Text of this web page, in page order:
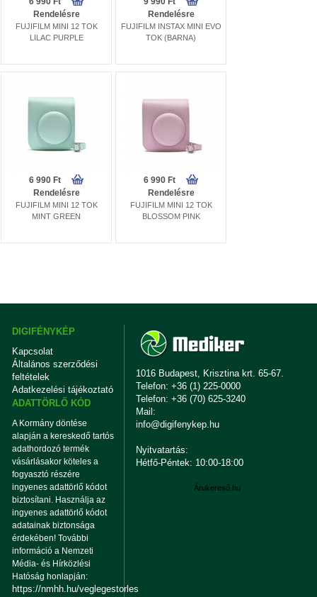
Rendelésre
FUJIFILM MINI 12 TOK
LILAC PURPLE
Rendelésre
FUJIFILM INSTAX MINI EVO
TOK (BARNA)
6 990 Ft
Rendelésre
FUJIFILM MINI 12 TOK
MINT GREEN
6 990 Ft
Rendelésre
FUJIFILM MINI 12 TOK
BLOSSOM PINK
DIGIFÉNYKÉP
Kapcsolat
Általános szerződési
feltételek
Adatkezelési tájékoztató
ADATTÖRLŐ KÓD
A Kormány döntése
alapján a kereskedő tartós
adathordozó termék
vásárlásakor köteles a
fogyasztó részére
ingyenes adattörlő kódot
biztosítani. Használja az
ingyenes adattörlő kódot
adatainak biztonsága
érdekében! További
információ a Nemzeti
Média- és Hírközlési
Hatóság honlapján:
https://nmhh.hu/veglegestorles
1016 Budapest, Krisztina krt. 65-67.
Telefon: +36 (1) 225-0000
Telefon: +36 (70) 625-3240
Mail:
info@digifenykep.hu
Nyitvatartás:
Hétfő-Péntek: 10:00-18:00
Árukereső.hu